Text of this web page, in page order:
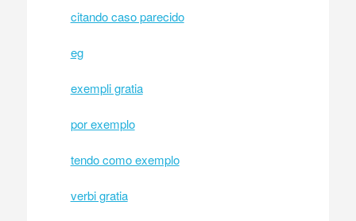
citando caso parecido
eg
exempli gratia
por exemplo
tendo como exemplo
verbi gratia